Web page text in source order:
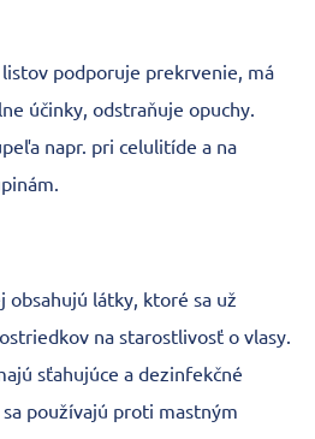
podporuje prekrvenie, má
účinky, odstraňuje opuchy.
napr. pri celulitíde a na
obsahujú látky, ktoré sa už
na starostlivosť o vlasy.
sťahujúce a dezinfekčné
používajú proti mastným